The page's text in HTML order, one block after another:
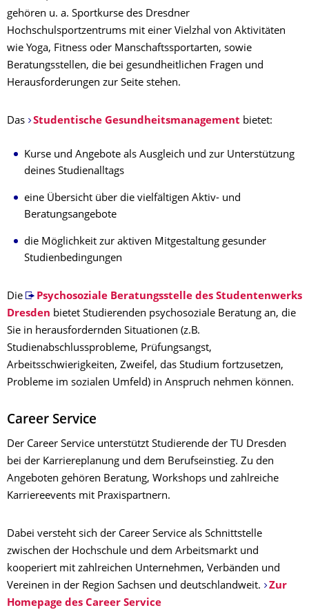
gehören u. a. Sportkurse des Dresdner
Hochschulsportzentrums mit einer Vielzhal von Aktivitäten
wie Yoga, Fitness oder Manschaftssportarten, sowie
Beratungsstellen, die bei gesundheitlichen Fragen und
Herausforderungen zur Seite stehen.
Das Studentische Gesundheitsmanagement bietet:
Kurse und Angebote als Ausgleich und zur Unterstützung
deines Studienalltags
eine Übersicht über die vielfältigen Aktiv- und
Beratungsangebote
die Möglichkeit zur aktiven Mitgestaltung gesunder
Studienbedingungen
Die
Psychosoziale Beratungsstelle des Studentenwerks
Dresden bietet Studierenden psychosoziale Beratung an, die
Sie in herausfordernden Situationen (z.B.
Studienabschlussprobleme, Prüfungsangst,
Arbeitsschwierigkeiten, Zweifel, das Studium fortzusetzen,
Probleme im sozialen Umfeld) in Anspruch nehmen können.
Career Service
Der Career Service unterstützt Studierende der TU Dresden
bei der Karriereplanung und dem Berufseinstieg. Zu den
Angeboten gehören Beratung, Workshops und zahlreiche
Karriereevents mit Praxispartnern.
Dabei versteht sich der Career Service als Schnittstelle
zwischen der Hochschule und dem Arbeitsmarkt und
kooperiert mit zahlreichen Unternehmen, Verbänden und
Vereinen in der Region Sachsen und deutschlandweit.
Zur
Homepage des Career Service